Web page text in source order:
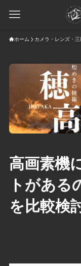
ホーム カメラ・レンズ・三
高画素機
トがある
を比較検